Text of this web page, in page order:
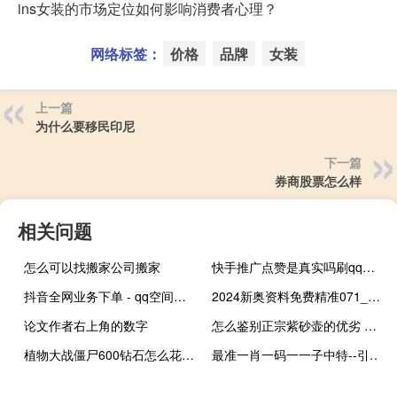
ins女装的市场定位如何影响消费者心理？
网络标签： 价格 品牌 女装
上一篇
为什么要移民印尼
下一篇
券商股票怎么样
相关问题
怎么可以找搬家公司搬家
快手推广点赞是真实吗刷qq钻永久免费(快手推广点赞的是真人还是机器人)
抖音全网业务下单 - qq空间转发在线下单_qq空间说说赞自助下单微信支付
2024新奥资料免费精准071_智能AI深度解析_百度大脑版A12.26.35
论文作者右上角的数字
怎么鉴别正宗紫砂壶的优劣 好的紫砂壶怎么鉴定
植物大战僵尸600钻石怎么花最划算 植物大战僵尸2钻石
最准一肖一码一一子中特--引发热议与讨论--V86.96.25